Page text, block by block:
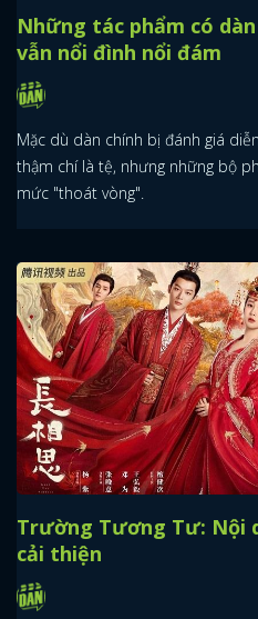
Những tác phẩm có
vẫn nổi đình nổi đám
Mặc dù dàn chính bị đánh giá
thậm chí là tệ, nhưng những bộ
mức "thoát vòng".
Trường Tương Tư: Nội
cải thiện